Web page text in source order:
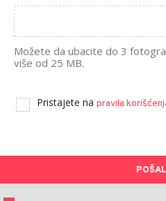
Možete da ubacite do 3
više od 25 MB.
Pristajete na pravila